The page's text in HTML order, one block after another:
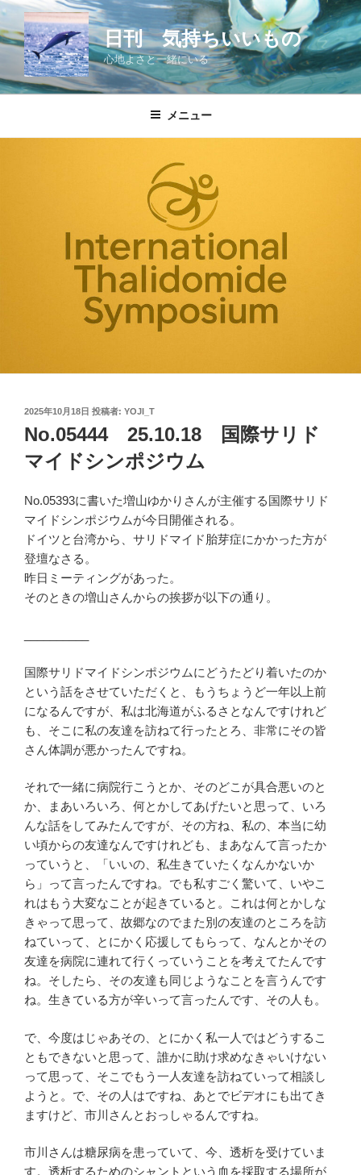
コ
ン
テ
ツ
日刊 気持ちいいもの
心地よさと一緒にいる
メニュー
投
日:
2025年10月18日 投稿者: YOJI_T
No.05444 25.10.18 国際サリド
マイドシンポジウム
No.05393に書いた増山ゆかりさんが主催する国際サリド
マイドシンポジウムが今日開催される。
ドイツと台湾から、サリドマイド胎芽症にかかった方が
登壇なさる。
昨日ミーティングがあった。
そのときの増山さんからの挨拶が以下の通り。
国際サリドマイドシンポジウムにどうたどり着いたのか
という話をさせていただくと、もうちょうど一年以上前
になるんですが、私は北海道がふるさとなんですけれど
も、そこに私の友達を訪ねて行ったとろ、非常にその皆
さん体調が悪かったんですね。
それで一緒に病院行こうとか、そのどこが具合悪いのと
か、まあいろいろ、何とかしてあげたいと思って、いろ
んな話をしてみたんですが、その方ね、私の、本当に幼
い頃からの友達なんですけれども、まあなんて言ったか
っていうと、「いいの、私生きていたくなんかないか
ら」って言ったんですね。でも私すごく驚いて、いやこ
れはもう大変なことが起きていると。これは何とかしな
きゃって思って、故郷なのでまた別の友達のところを訪
ねていって、とにかく応援してもらって、なんとかその
友達を病院に連れて行くっていうことを考えてたんです
ね。そしたら、その友達も同じようなことを言うんです
ね。生きている方が辛いって言ったんです、その人も。
で、今度はじゃあその、とにかく私一人ではどうするこ
ともできないと思って、誰かに助け求めなきゃいけない
って思って、そこでもう一人友達を訪ねていって相談し
ようと。で、その人はですね、あとでビデオにも出てき
ますけど、市川さんとおっしゃるんですね。
市川さんは糖尿病を患っていて、今、透析を受けていま
す。透析するためのシャントという血を採取する場所が